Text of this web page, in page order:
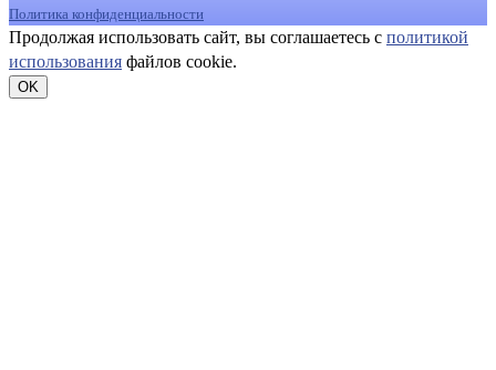
Политика конфиденциальности
Продолжая использовать сайт, вы соглашаетесь с политикой
использования файлов cookie.
OK